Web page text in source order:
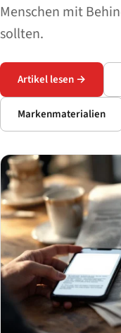
Menschen mit
sollten.
Artikel lesen →
Markenmaterialien